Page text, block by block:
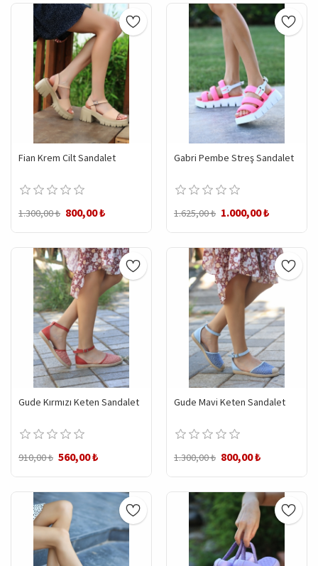
Fian Krem Cilt Sandalet
1.300,00 ₺ 800,00 ₺
Gabri Pembe Streş Sandalet
1.625,00 ₺ 1.000,00 ₺
Gude Kırmızı Keten Sandalet
910,00 ₺ 560,00 ₺
Gude Mavi Keten Sandalet
1.300,00 ₺ 800,00 ₺